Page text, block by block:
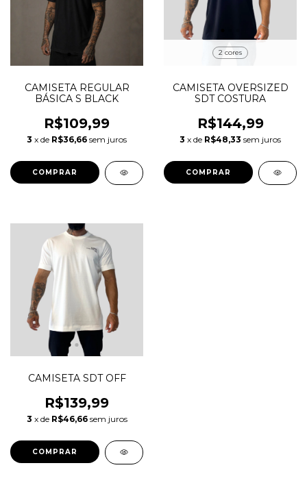
CAMISETA REGULAR
BÁSICA S BLACK
R$109,99
3 x de R$36,66 sem juros
COMPRAR
2 cores
CAMISETA OVERSIZED
SDT COSTURA
R$144,99
3 x de R$48,33 sem juros
COMPRAR
CAMISETA SDT OFF
R$139,99
3 x de R$46,66 sem juros
COMPRAR